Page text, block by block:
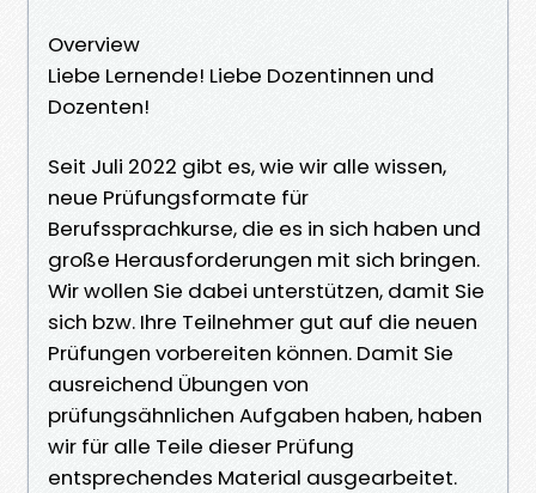
Overview
Liebe Lernende! Liebe Dozentinnen und
Dozenten!
Seit Juli 2022 gibt es, wie wir alle wissen,
neue Prüfungsformate für
Berufssprachkurse, die es in sich haben und
große Herausforderungen mit sich bringen.
Wir wollen Sie dabei unterstützen, damit Sie
sich bzw. Ihre Teilnehmer gut auf die neuen
Prüfungen vorbereiten können. Damit Sie
ausreichend Übungen von
prüfungsähnlichen Aufgaben haben, haben
wir für alle Teile dieser Prüfung
entsprechendes Material ausgearbeitet.